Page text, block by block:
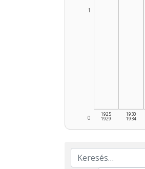
0
1
1925
1929
1930
1934